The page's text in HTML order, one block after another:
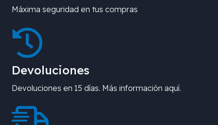
Máxima seguridad en tus compras
Devoluciones
Devoluciones en 15 días. Más información aquí.